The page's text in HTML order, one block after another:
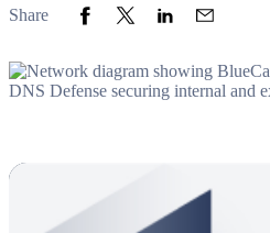
Share Share to Facebook
Share to Twitter
Share to LinkedIn
Share to